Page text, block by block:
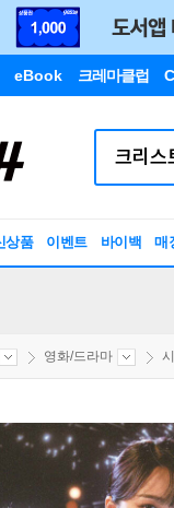
eBook 크레마클럽
상품 이벤트 바이백 매
영화/드라마